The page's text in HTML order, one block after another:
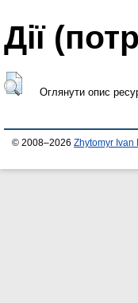
Дії
Оглянути опис
© 2008–2026 Zhytomyr Ivan